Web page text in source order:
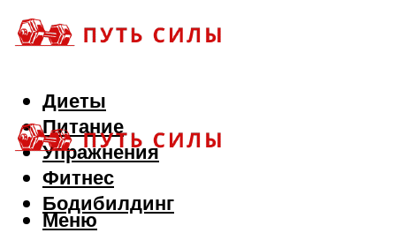
Диеты
Питание
Упражнения
Фитнес
Бодибилдинг
Меню